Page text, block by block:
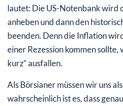
lautet: Die US-Notenbank wird
anheben und dann den
beenden. Denn die Inflation
einer Rezession kommen sollte,
kurz“ ausfallen.
Als Börsianer müssen wir uns
wahrscheinlich ist es, dass